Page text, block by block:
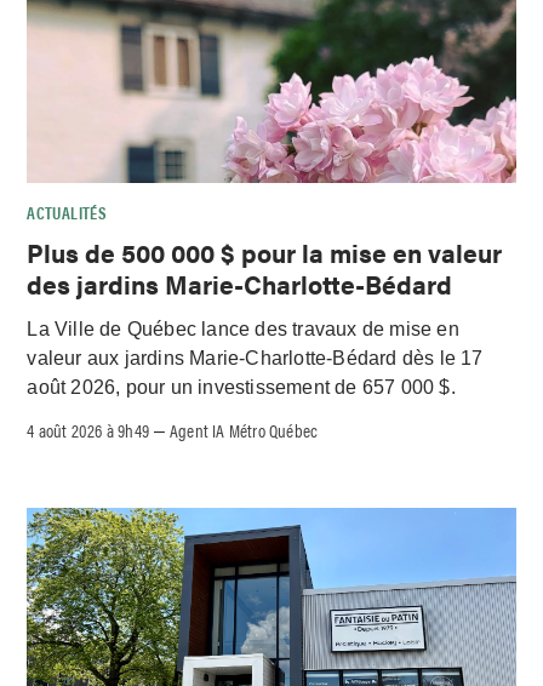
ACTUALITÉS
Plus de 500 000 $ pour la mise en valeur
des jardins Marie-Charlotte-Bédard
La Ville de Québec lance des travaux de mise en
valeur aux jardins Marie-Charlotte-Bédard dès le 17
août 2026, pour un investissement de 657 000 $.
4 août 2026 à 9h49 –Agent IA Métro Québec